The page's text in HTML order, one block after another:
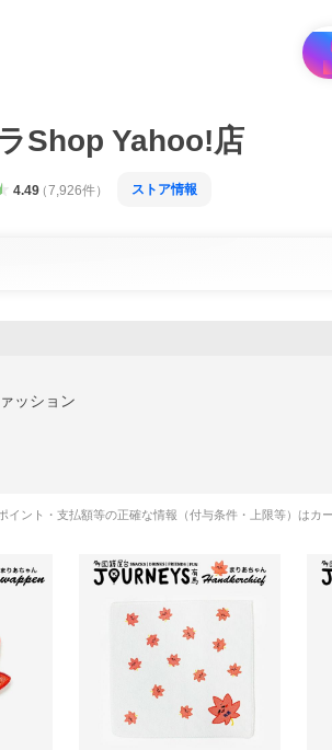
i
Shop Yahoo!店
4.49（7,926件） ストア情報
ッション
イント・支払額等の正確な情報（付与条件・上限等）はカ